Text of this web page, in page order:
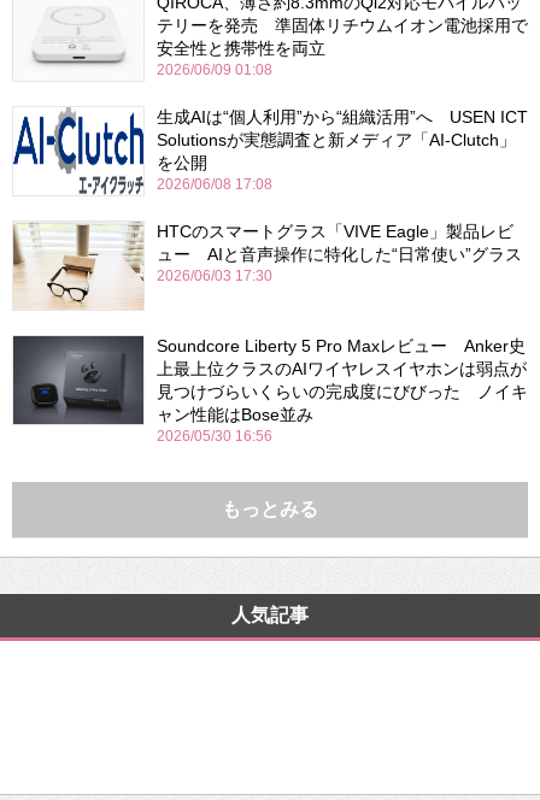
テリーを発売 準固体リチウムイオン電池採用で
安全性と携帯性を両立
2026/06/09 01:08
生成AIは“個人利用”から“組織活用”へ USEN ICT
Solutionsが実態調査と新メディア「AI-Clutch」
を公開
2026/06/08 17:08
HTCのスマートグラス「VIVE Eagle」製品レビ
ュー AIと音声操作に特化した“日常使い”グラス
2026/06/03 17:30
Soundcore Liberty 5 Pro Maxレビュー Anker史
上最上位クラスのAIワイヤレスイヤホンは弱点が
見つけづらいくらいの完成度にびびった ノイキ
ャン性能はBose並み
2026/05/30 16:56
もっとみる
人気記事